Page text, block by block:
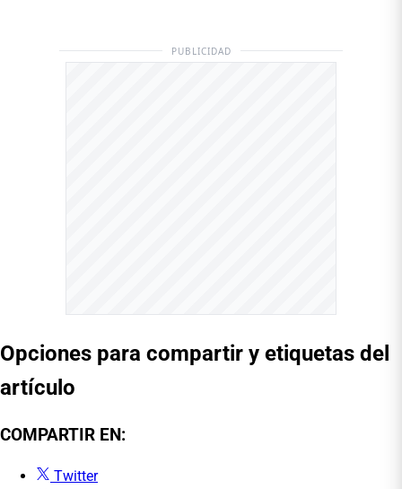
PUBLICIDAD
Opciones para compartir y etiquetas del
artículo
COMPARTIR EN:
Twitter